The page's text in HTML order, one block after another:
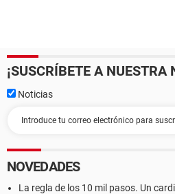
¡SUSCRÍBETE A NUESTRA
Noticias
NOVEDADES
La regla de los 10 mil pasos. Un